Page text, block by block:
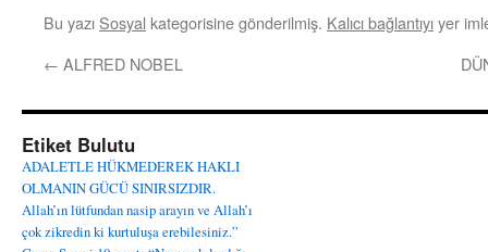
Bu yazı Sosyal kategorisine gönderilmiş. Kalıcı bağlantıyıyer
← ALFRED NOBEL
Etiket Bulutu
ADALETLE HÜKMEDEREK HAKLI
OLMANIN GÜCÜ SINIRSIZDIR.
Allah’ın lütfundan nasip arayın ve Allah’ı
çok zikredin ki kurtuluşa erebilesiniz.”